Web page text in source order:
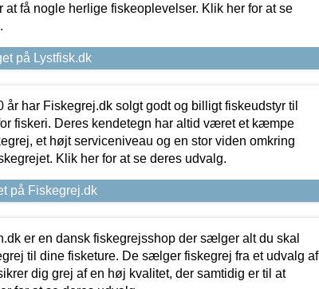
at få nogle herlige fiskeoplevelser. Klik her for at se
på Lystfisk.dk
år har Fiskegrej.dk solgt godt og billigt fiskeudstyr til
fiskeri. Deres kendetegn har altid været et kæmpe
et højt serviceniveau og en stor viden omkring
Klik her for at se deres udvalg.
på Fiskegrej.dk
er en dansk fiskegrejsshop der sælger alt du skal
til dine fisketure. De sælger fiskegrej fra et udvalg af
dig grej af en høj kvalitet, der samtidig er til at